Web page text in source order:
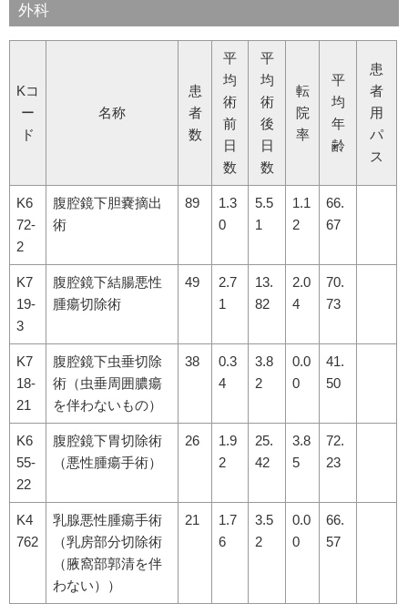
外科
Kコ
ー
ド
名称
患
者
数
平
均
術
前
日
数
平
均
術
後
日
数
転
院
率
平
均
年
齢
患
者
用
パ
ス
K6
72-
2
腹腔鏡下胆嚢摘出
術
89
1.3
0
5.5
1
1.1
2
66.
67
K7
19-
3
腹腔鏡下結腸悪性
腫瘍切除術
49
2.7
1
13.
82
2.0
4
70.
73
K7
18-
21
腹腔鏡下虫垂切除
術（虫垂周囲膿瘍
を伴わないもの）
38
0.3
4
3.8
2
0.0
0
41.
50
K6
55-
22
腹腔鏡下胃切除術
（悪性腫瘍手術）
26
1.9
2
25.
42
3.8
5
72.
23
K4
762
乳腺悪性腫瘍手術
（乳房部分切除術
（腋窩部郭清を伴
わない））
21
1.7
6
3.5
2
0.0
0
66.
57